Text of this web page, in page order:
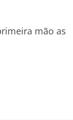
mão as